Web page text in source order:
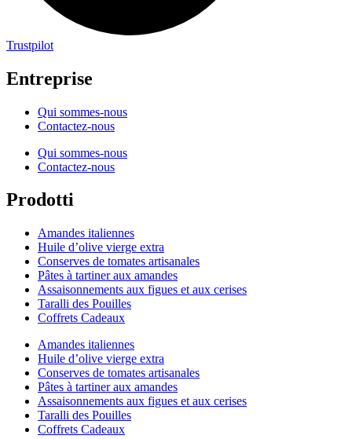
Trustpilot
Entreprise
Qui sommes-nous
Contactez-nous
Qui sommes-nous
Contactez-nous
Prodotti
Amandes italiennes
Huile d’olive vierge extra
Conserves de tomates artisanales
Pâtes à tartiner aux amandes
Assaisonnements aux figues et aux cerises
Taralli des Pouilles
Coffrets Cadeaux
Amandes italiennes
Huile d’olive vierge extra
Conserves de tomates artisanales
Pâtes à tartiner aux amandes
Assaisonnements aux figues et aux cerises
Taralli des Pouilles
Coffrets Cadeaux